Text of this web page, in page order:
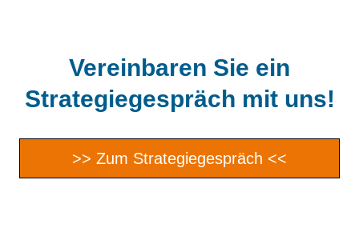
Vereinbaren Sie ein
Strategiegespräch mit uns!
>> Zum Strategiegespräch <<